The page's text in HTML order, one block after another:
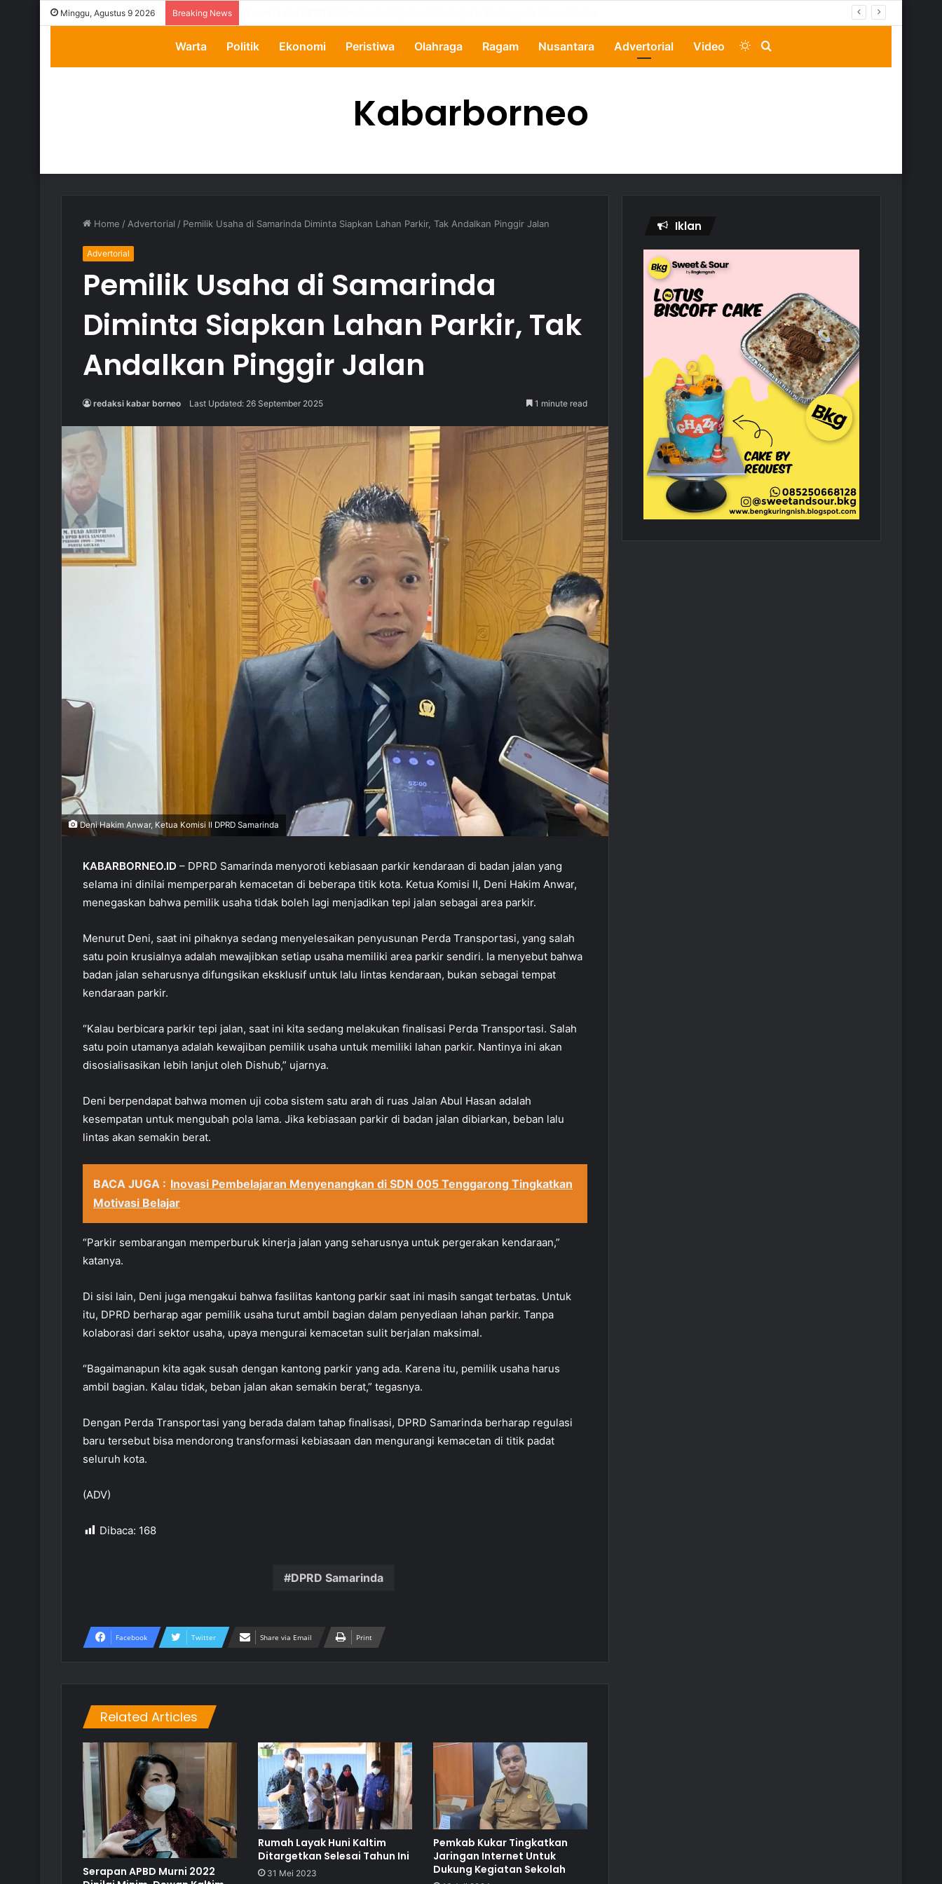
Minggu, Agustus 9 2026 Breaking News
Warta Politik Ekonomi Peristiwa Olahraga Ragam Nusantara Advertorial Video Search
Switch
Kabarborneo
Home / Advertorial / Pemilik Usaha di Samarinda Diminta Siapkan Lahan Parkir, Tak Andalkan Pinggir Jalan
Advertorial
Pemilik Usaha di Samarinda
Diminta Siapkan Lahan Parkir, Tak
Andalkan Pinggir Jalan
redaksi kabar borneo Last Updated: 26 September 2025 1 minute read
Deni Hakim Anwar, Ketua Komisi II DPRD Samarinda
KABARBORNEO.ID – DPRD Samarinda menyoroti kebiasaan parkir kendaraan di badan jalan yang
selama ini dinilai memperparah kemacetan di beberapa titik kota. Ketua Komisi II, Deni Hakim Anwar,
menegaskan bahwa pemilik usaha tidak boleh lagi menjadikan tepi jalan sebagai area parkir.
Menurut Deni, saat ini pihaknya sedang menyelesaikan penyusunan Perda Transportasi, yang salah
satu poin krusialnya adalah mewajibkan setiap usaha memiliki area parkir sendiri. Ia menyebut bahwa
badan jalan seharusnya difungsikan eksklusif untuk lalu lintas kendaraan, bukan sebagai tempat
kendaraan parkir.
“Kalau berbicara parkir tepi jalan, saat ini kita sedang melakukan finalisasi Perda Transportasi. Salah
satu poin utamanya adalah kewajiban pemilik usaha untuk memiliki lahan parkir. Nantinya ini akan
disosialisasikan lebih lanjut oleh Dishub,” ujarnya.
Deni berpendapat bahwa momen uji coba sistem satu arah di ruas Jalan Abul Hasan adalah
kesempatan untuk mengubah pola lama. Jika kebiasaan parkir di badan jalan dibiarkan, beban lalu
lintas akan semakin berat.
BACA JUGA : Inovasi Pembelajaran Menyenangkan di SDN 005 Tenggarong Tingkatkan
Motivasi Belajar
“Parkir sembarangan memperburuk kinerja jalan yang seharusnya untuk pergerakan kendaraan,”
katanya.
Di sisi lain, Deni juga mengakui bahwa fasilitas kantong parkir saat ini masih sangat terbatas. Untuk
itu, DPRD berharap agar pemilik usaha turut ambil bagian dalam penyediaan lahan parkir. Tanpa
kolaborasi dari sektor usaha, upaya mengurai kemacetan sulit berjalan maksimal.
“Bagaimanapun kita agak susah dengan kantong parkir yang ada. Karena itu, pemilik usaha harus
ambil bagian. Kalau tidak, beban jalan akan semakin berat,” tegasnya.
Dengan Perda Transportasi yang berada dalam tahap finalisasi, DPRD Samarinda berharap regulasi
baru tersebut bisa mendorong transformasi kebiasaan dan mengurangi kemacetan di titik padat
seluruh kota.
(ADV)
Dibaca: 168
DPRD Samarinda
Facebook Twitter Share via Email Print
Related Articles
Serapan APBD Murni 2022
Rumah Layak Huni Kaltim
Ditargetkan Selesai Tahun Ini
31 Mei 2023
Pemkab Kukar Tingkatkan
Jaringan Internet Untuk
Dukung Kegiatan Sekolah
Iklan